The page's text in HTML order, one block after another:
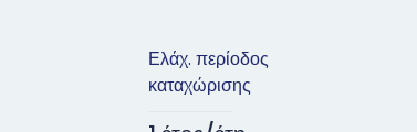
Ελάχ. περίοδος
καταχώρισης